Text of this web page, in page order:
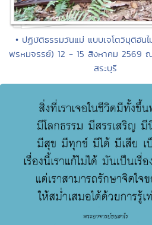
• ปฏิบัติธรรมวันแม่ แบบเจโตวิมุติอันไ
พรหมจรรย์) 12 - 15 สิงหาคม 2569
สระบุรี